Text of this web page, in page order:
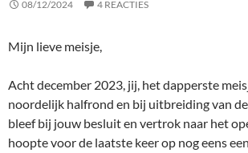
08/12/2024 4 REACTIES
Mijn lieve meisje,
Acht december 2023, jij, het dapperste
noordelijk halfrond en bij uitbreiding van
bleef bij jouw besluit en vertrok naar het
hoopte voor de laatste keer op nog eens